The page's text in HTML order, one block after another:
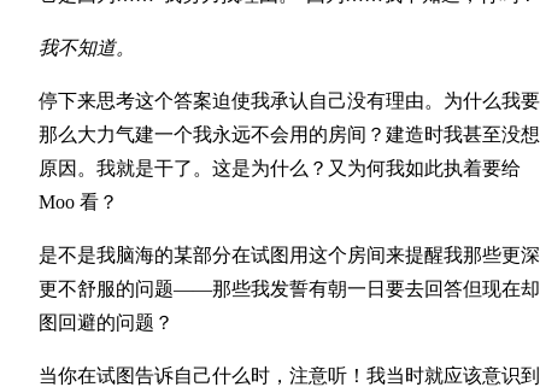
我不知道。
停下来思考这个答案迫使我承认自己没有理由。为什么我
那么大力气建一个我永远不会用的房间？建造时我甚至没
原因。我就是干了。这是为什么？又为何我如此执着要给
Moo 看？
是不是我脑海的某部分在试图用这个房间来提醒我那些更
更不舒服的问题——那些我发誓有朝一日要去回答但现在
图回避的问题？
当你在试图告诉自己什么时，注意听！我当时就应该意识